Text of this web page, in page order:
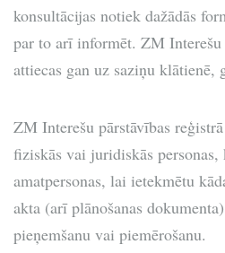
konsultācijas notiek dažādās
par to arī informēt. ZM Interešu
attiecas gan uz saziņu klātienē,
ZM Interešu pārstāvības
fiziskās vai juridiskās
amatpersonas, lai ietekmētu
akta (arī plānošanas
pieņemšanu vai piemērošanu.